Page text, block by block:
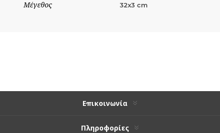
Μέγεθος 32x3 cm
Επικοινωνία
Πληροφορίες